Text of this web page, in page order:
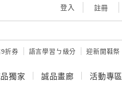
登入 註冊
折券 語言學習ㄅ級分 迎新開鞋祭
獨家 誠品畫廊 活動專區